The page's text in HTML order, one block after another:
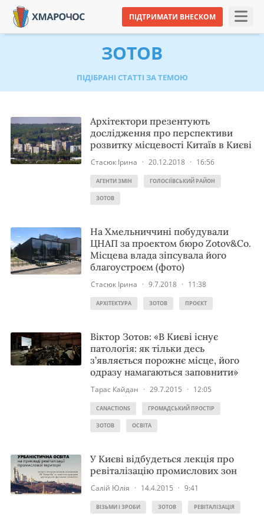
ПІДТРИМАТИ ВНЕСКОМ
ЗОТОВ
ПІДІБРАНІ СТАТТІ ЗА ТЕМОЮ
Архітектори презентують
дослідження про перспективи
розвитку місцевості Китаїв в Києві
Стасюк Ірина · 20.12.2018 · 16:56
АГЕНТИ ЗМІН ГОЛОСІЇВСЬКИЙ РАЙОН
ЗОТОВ
На Хмельниччині побудували
ЦНАП за проектом бюро Zotov&Co.
Місцева влада зіпсувала його
благоустроєм (фото)
Стасюк Ірина · 9.7.2018 · 11:38
АРХІТЕКТУРА ЗОТОВ ПРОЄКТ
Віктор Зотов: «В Києві існує
патологія: як тільки десь
з’являється порожнє місце, його
одразу намагаються заповнити»
Тарас Кайдан · 29.7.2015 · 12:05
CANACTIONS ГРОМАДСЬКИЙ ПРОСТІР
ЗОТОВ ОСВІТА
У Києві відбудеться лекція про
ревіталізацію промислових зон
Салій Юлія · 14.4.2015 · 9:41
ВІЗЬМИ І ЗРОБИ ЗОТОВ РЕВІТАЛІЗАЦІЯ